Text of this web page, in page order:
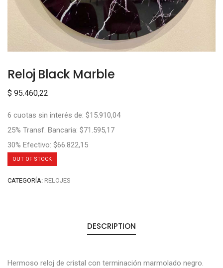
Reloj Black Marble
$ 95.460,22
6 cuotas sin interés de: $15.910,04
25% Transf. Bancaria: $71.595,17
30% Efectivo: $66.822,15
OUT OF STOCK
CATEGORÍA: RELOJES
DESCRIPTION
Hermoso reloj de cristal con terminación marmolado negro.